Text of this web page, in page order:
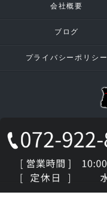
会社概要
ブログ
プライバシーポリシー